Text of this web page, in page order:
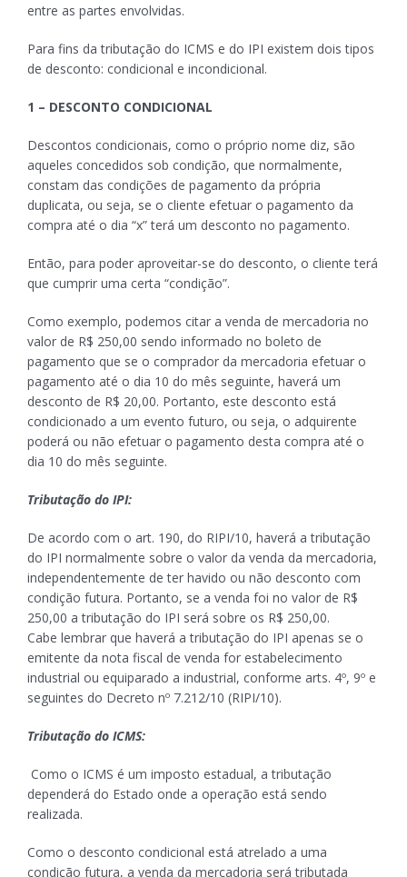
entre as partes envolvidas.
Para fins da tributação do ICMS e do IPI existem dois tipos
de desconto: condicional e incondicional.
1 – DESCONTO CONDICIONAL
Descontos condicionais, como o próprio nome diz, são
aqueles concedidos sob condição, que normalmente,
constam das condições de pagamento da própria
duplicata, ou seja, se o cliente efetuar o pagamento da
compra até o dia “x” terá um desconto no pagamento.
Então, para poder aproveitar-se do desconto, o cliente terá
que cumprir uma certa “condição”.
Como exemplo, podemos citar a venda de mercadoria no
valor de R$ 250,00 sendo informado no boleto de
pagamento que se o comprador da mercadoria efetuar o
pagamento até o dia 10 do mês seguinte, haverá um
desconto de R$ 20,00. Portanto, este desconto está
condicionado a um evento futuro, ou seja, o adquirente
poderá ou não efetuar o pagamento desta compra até o
dia 10 do mês seguinte.
Tributação do IPI:
De acordo com o art. 190, do RIPI/10, haverá a tributação
do IPI normalmente sobre o valor da venda da mercadoria,
independentemente de ter havido ou não desconto com
condição futura. Portanto, se a venda foi no valor de R$
250,00 a tributação do IPI será sobre os R$ 250,00.
Cabe lembrar que haverá a tributação do IPI apenas se o
emitente da nota fiscal de venda for estabelecimento
industrial ou equiparado a industrial, conforme arts. 4º, 9º e
seguintes do Decreto nº 7.212/10 (RIPI/10).
Tributação do ICMS:
Como o ICMS é um imposto estadual, a tributação
dependerá do Estado onde a operação está sendo
realizada.
Como o desconto condicional está atrelado a uma
condição futura, a venda da mercadoria será tributada